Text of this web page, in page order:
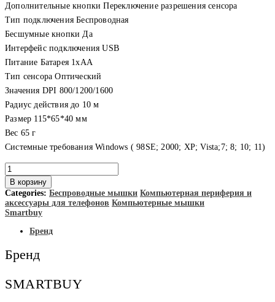
Дополнительные кнопки Переключение разрешения сенсора
Тип подключения Беспроводная
Бесшумные кнопки Да
Интерфейс подключения USB
Питание Батарея 1хАА
Тип сенсора Оптический
Значения DPI 800/1200/1600
Радиус действия до 10 м
Размер 115*65*40 мм
Вес 65 г
Системные требования Windows ( 98SE; 2000; XP; Vista;7; 8; 10; 11)
Количество
товара
Smartbuy
Мышь
беспроводная
оптическая
ONE
280AG-
В корзину
Categories: Беспроводные мышки Компьютерная периферия и
аксессуары для телефонов Компьютерные мышки
Smartbuy
Бренд
Бренд
SMARTBUY